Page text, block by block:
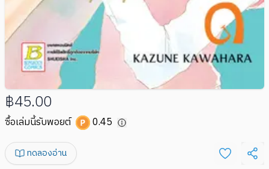
฿45.00
ซื้อเล่มนี้รับพอยต์ 0.45
ทดลองอ่าน